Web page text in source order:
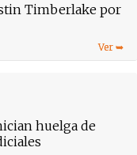
Timberlake por
huelga de